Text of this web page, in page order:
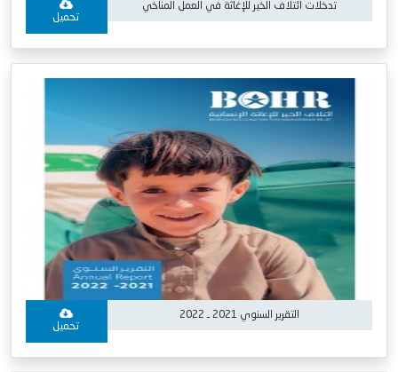
تدخلات ائتلاف الخير للإغاثة في العمل المناخي
تحميل
التقرير السنوي 2021 ـ 2022
تحميل